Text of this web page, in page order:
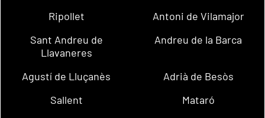
Ripollet
Antoni de Vilamajor
Sant Andreu de
Llavaneres
Andreu de la Barca
Agustí de Lluçanès
Adrià de Besòs
Sallent
Mataró